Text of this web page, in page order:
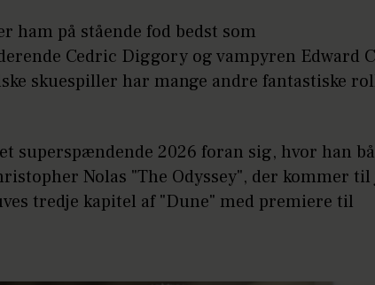
ham på stående fod bedst som
Cedric Diggory og vampyren Edward
skuespiller har mange andre fantastiske
superspændende 2026 foran sig, hvor han
Nolas "The Odyssey", der kommer
tredje kapitel af "Dune" med premiere til